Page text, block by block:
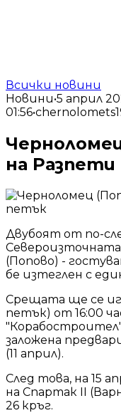
Всички новини
Новини•5 април
01:56•
на
Двубоят от по-
(Попово) -
бе изтеглен с
Срещата ще се
петък) от 16:00
заложена
(11 април).
След това, на 15
на Спартак II
26 кръг.